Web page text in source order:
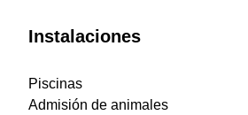
Instalaciones
Piscinas
Admisión de animales